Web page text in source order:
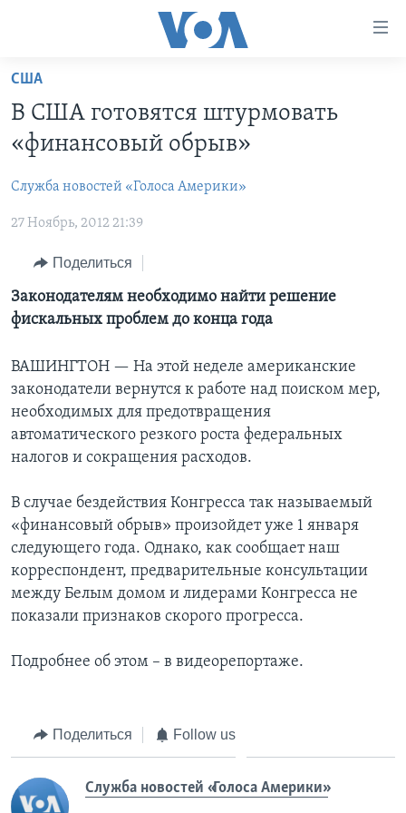
Перейти
основной
контент
Перейти
навигации
Перейти
поиск
ПРОГРАММЫ
НОВОСТИ ЗА МИНУТУ
ИТОГИ
ПОЧЕМУ ЭТО ВАЖНО?
ДИСКУССИЯ VOA
ДЕТАЛИ
НЬЮ-ЙОРК NEW YORK
АМЕРИКА. БОЛЬШОЕ ПУТЕШЕСТВИЕ
ПРОЕКТЫ
УЧИМ АНГЛИЙСКИЙ
НАША АМЕРИКАНСКАЯ ИСТОРИЯ
А КАК В АМЕРИКЕ?
АРТЕФАКТЫ
АМЕРИКАНСКИЕ ГОРОДКИ
ТЕСТЫ
ЭКСПЕРТИЗА
ИНТЕРВЬЮ
ФАКТЫ ПРОТИВ ФЕЙКОВ
ЗА СВОБОДУ ПРЕССЫ
УЧИМ АНГЛИЙСКИЙ
ВИДЕО
ПОДПИСКА НА НОВОСТИ
Learning English
Языки
США
В США готовятся штурмовать
«финансовый обрыв»
Служба новостей «Голоса Америки»
27 Ноябрь, 2012 21:39
Поделиться
Законодателям необходимо найти решение
фискальных проблем до конца года
ВАШИНГТОН — На этой неделе американские
законодатели вернутся к работе над поиском мер,
необходимых для предотвращения
автоматического резкого роста федеральных
налогов и сокращения расходов.
В случае бездействия Конгресса так называемый
«финансовый обрыв» произойдет уже 1 января
следующего года. Однако, как сообщает наш
корреспондент, предварительные консультации
между Белым домом и лидерами Конгресса не
показали признаков скорого прогресса.
Подробнее об этом – в видеорепортаже.
Поделиться Follow us
Служба новостей «Голоса Америки»